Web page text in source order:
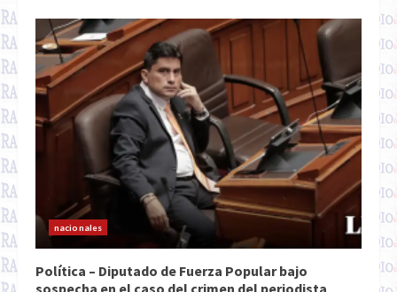
nacionales
Política – Diputado de Fuerza Popular bajo
sospecha en el caso del crimen del periodista